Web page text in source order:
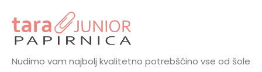
Nudimo vam najbolj kvalitetno potrebščino vse od šole